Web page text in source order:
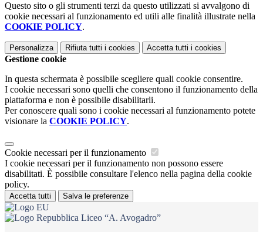
Questo sito o gli strumenti terzi da questo utilizzati si avvalgono di
cookie necessari al funzionamento ed utili alle finalità illustrate nella
COOKIE POLICY.
Personalizza Rifiuta tutti i cookies Accetta tutti i cookies
Gestione cookie
In questa schermata è possibile scegliere quali cookie consentire.
I cookie necessari sono quelli che consentono il funzionamento della
piattaforma e non è possibile disabilitarli.
Per conoscere quali sono i cookie necessari al funzionamento potete
visionare la COOKIE POLICY.
Cookie necessari per il funzionamento
I cookie necessari per il funzionamento non possono essere
disabilitati. È possibile consultare l'elenco nella pagina della cookie
policy.
Accetta tutti Salva le preferenze
Liceo “A. Avogadro”